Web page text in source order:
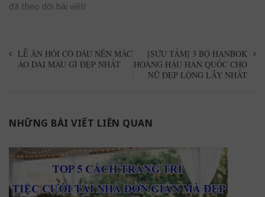
đã theo dõi bài viết!
LỄ ĂN HỎI CÔ DÂU NÊN MẶC
ÁO DÀI MÀU GÌ ĐẸP NHẤT
[SƯU TẦM] 3 BỘ HANBOK
HOÀNG HẬU HÀN QUỐC CHO
NỮ ĐẸP LỘNG LẪY NHẤT
NHỮNG BÀI VIẾT LIÊN QUAN